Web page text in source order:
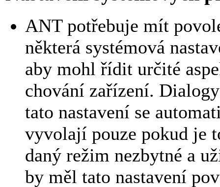
ANT potřebuje mít
některá systémová
aby mohl řídit určité
chování zařízení.
tato nastavení se
vyvolají pouze pokud je
daný režim nezbytné a
by měl tato nastavení